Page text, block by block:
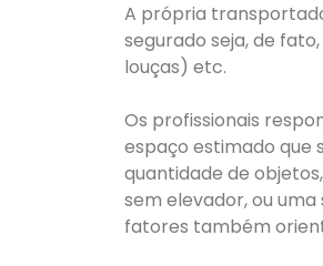
A própria
segurado seja, de
louças) etc.
Os profissionais
espaço estimado que
quantidade de
sem elevador, ou
fatores também